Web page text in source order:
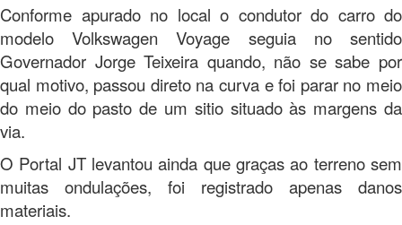
Conforme apurado no local o condutor do carro do
modelo Volkswagen Voyage seguia no sentido
Governador Jorge Teixeira quando, não se sabe por
qual motivo, passou direto na curva e foi parar no meio
do meio do pasto de um sitio situado às margens da
via.
O Portal JT levantou ainda que graças ao terreno sem
muitas ondulações, foi registrado apenas danos
materiais.